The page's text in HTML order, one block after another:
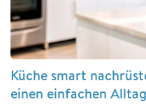
Küche smart
einen einfachen Alltag